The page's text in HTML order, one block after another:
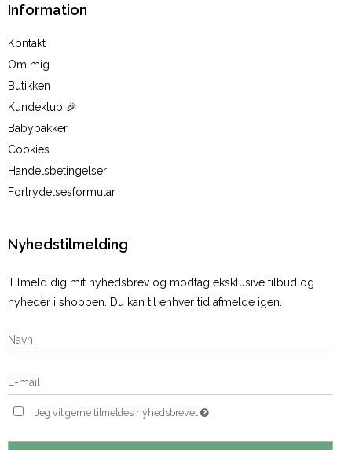
Information
Kontakt
Om mig
Butikken
Kundeklub 🎉
Babypakker
Cookies
Handelsbetingelser
Fortrydelsesformular
Nyhedstilmelding
Tilmeld dig mit nyhedsbrev og modtag eksklusive tilbud og
nyheder i shoppen. Du kan til enhver tid afmelde igen.
Jeg vil gerne tilmeldes nyhedsbrevet